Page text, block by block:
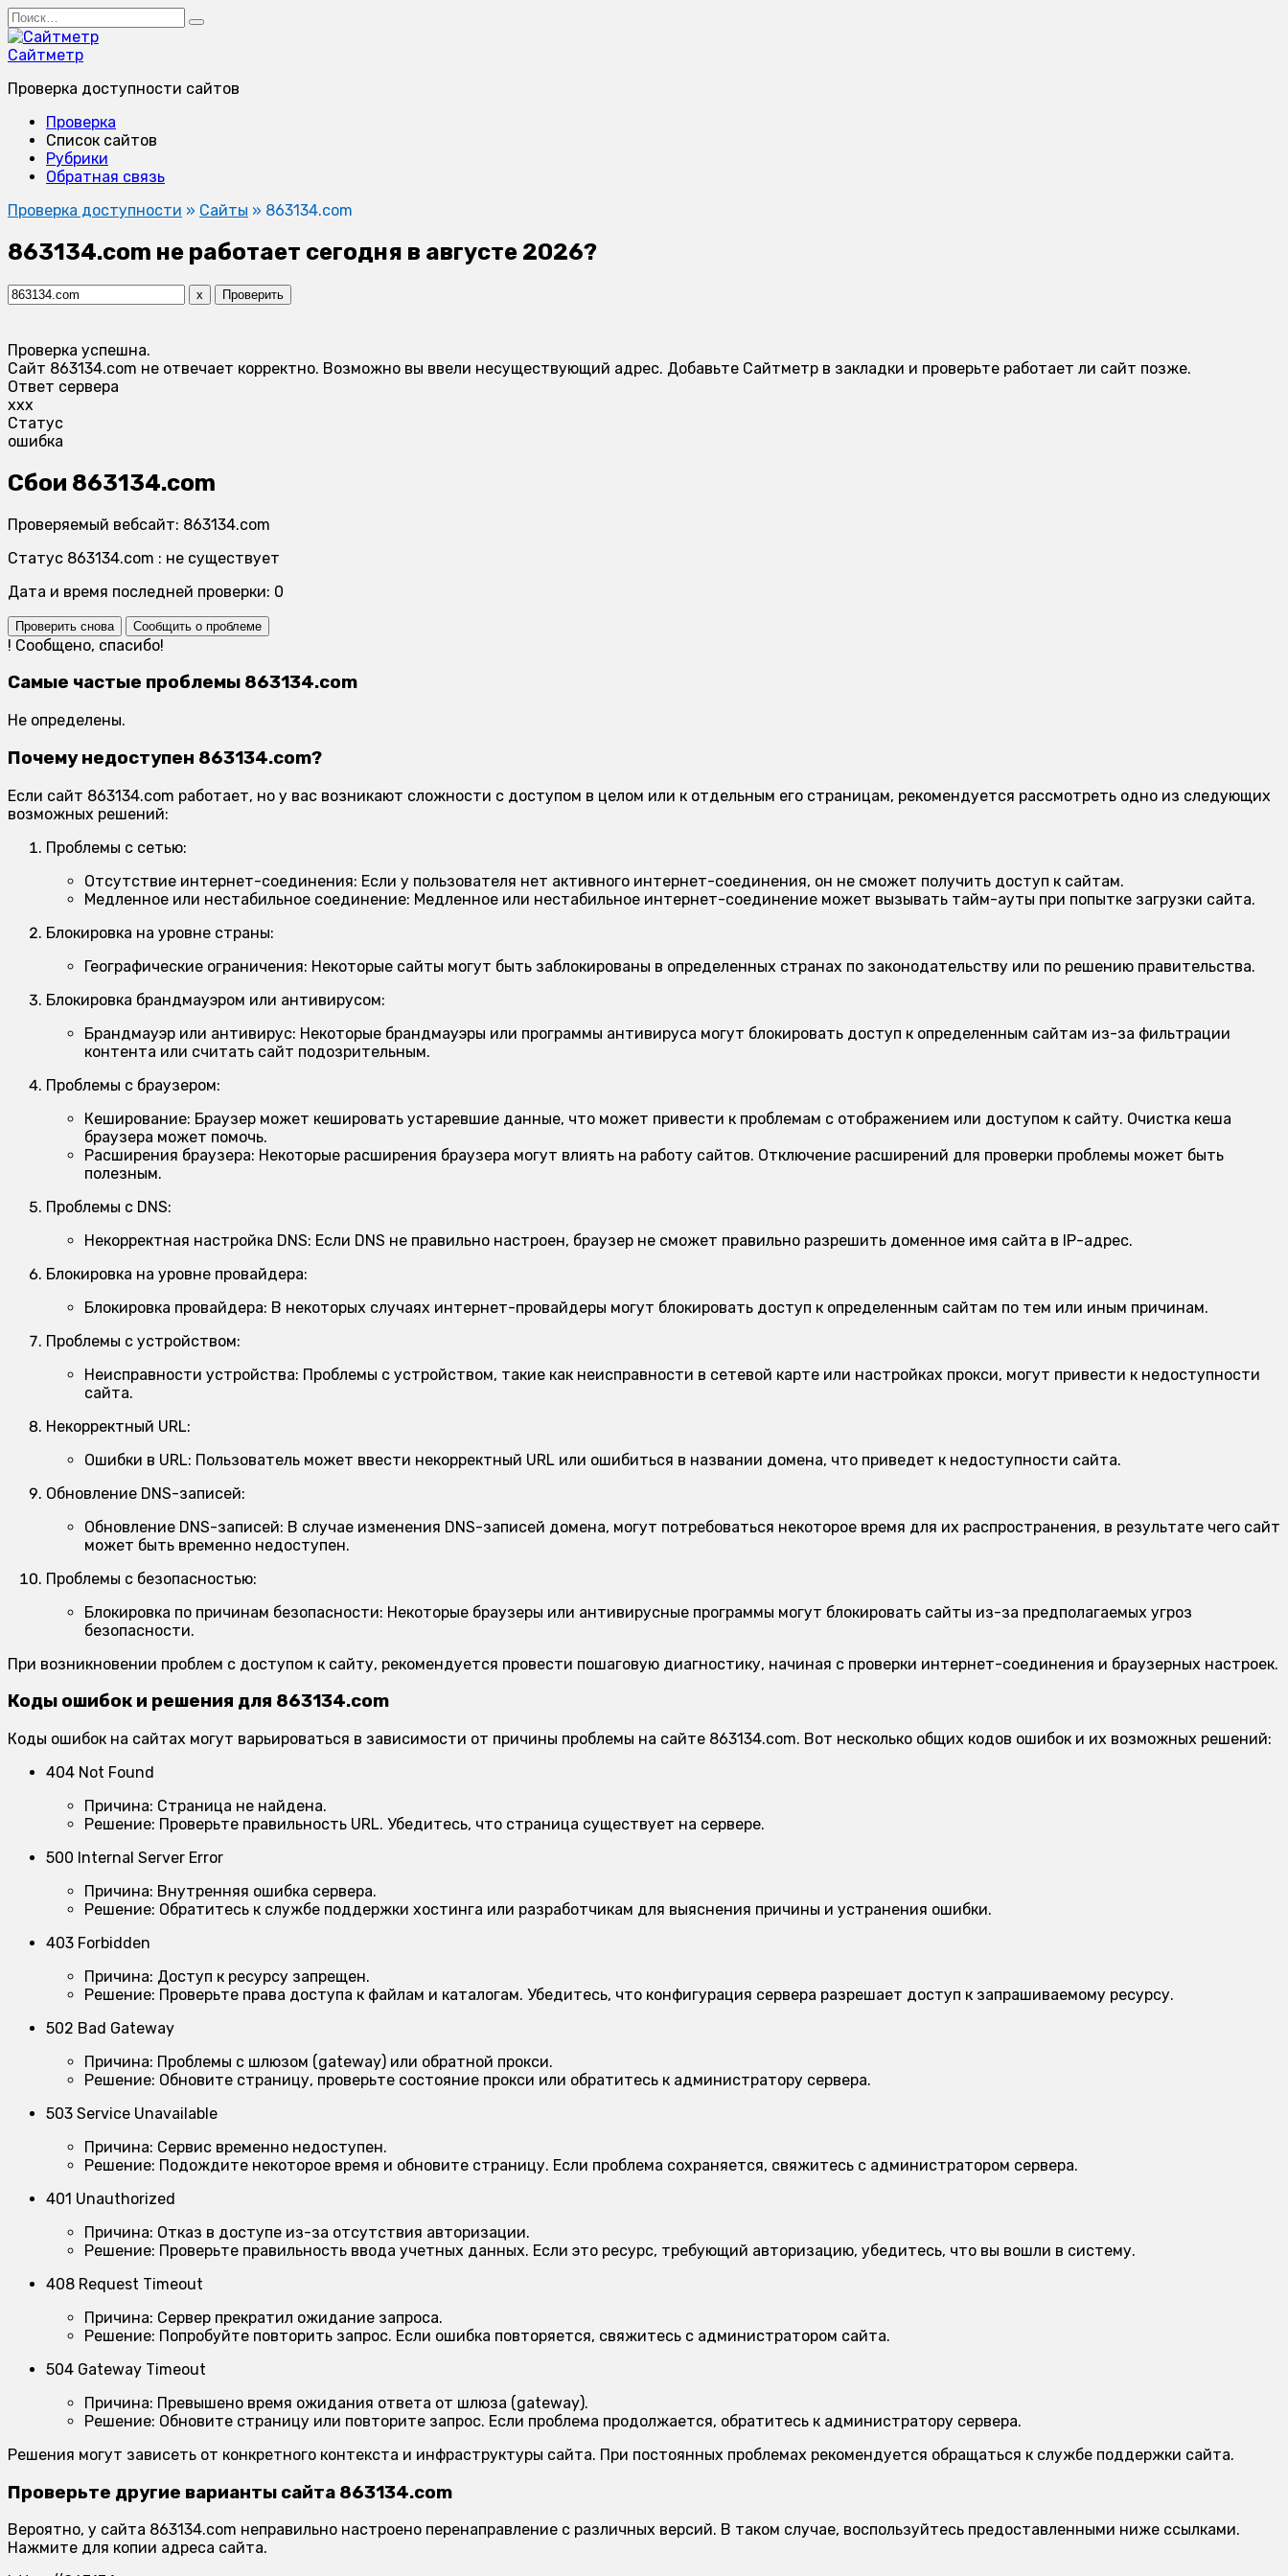
Перейти
к
содержанию
Search
for:
Сайтметр
Проверка доступности сайтов
Проверка
Список сайтов
Рубрики
Обратная связь
Проверка доступности » Сайты » 863134.com
863134.com не работает сегодня в августе 2026?
x Проверить
Проверка успешна.
Сайт 863134.com не отвечает корректно. Возможно вы ввели несуществующий адрес. Добавьте Сайтметр в закладки и проверьте работает ли сайт позже.
Ответ сервера
xxx
Статус
ошибка
Сбои 863134.com
Проверяемый вебсайт: 863134.com
Статус 863134.com : не существует
Дата и время последней проверки: 0
Проверить снова Сообщить о проблеме
! Сообщено, спасибо!
Самые частые проблемы 863134.com
Не определены.
Почему недоступен 863134.com?
Если сайт 863134.com работает, но у вас возникают сложности с доступом в целом или к отдельным его страницам, рекомендуется рассмотреть одно из следующих
возможных решений:
Проблемы с сетью:
Отсутствие интернет-соединения: Если у пользователя нет активного интернет-соединения, он не сможет получить доступ к сайтам.
Медленное или нестабильное соединение: Медленное или нестабильное интернет-соединение может вызывать тайм-ауты при попытке загрузки сайта.
Блокировка на уровне страны:
Географические ограничения: Некоторые сайты могут быть заблокированы в определенных странах по законодательству или по решению правительства.
Блокировка брандмауэром или антивирусом:
Брандмауэр или антивирус: Некоторые брандмауэры или программы антивируса могут блокировать доступ к определенным сайтам из-за фильтрации
контента или считать сайт подозрительным.
Проблемы с браузером:
Кеширование: Браузер может кешировать устаревшие данные, что может привести к проблемам с отображением или доступом к сайту. Очистка кеша
браузера может помочь.
Расширения браузера: Некоторые расширения браузера могут влиять на работу сайтов. Отключение расширений для проверки проблемы может быть
полезным.
Проблемы с DNS:
Некорректная настройка DNS: Если DNS не правильно настроен, браузер не сможет правильно разрешить доменное имя сайта в IP-адрес.
Блокировка на уровне провайдера:
Блокировка провайдера: В некоторых случаях интернет-провайдеры могут блокировать доступ к определенным сайтам по тем или иным причинам.
Проблемы с устройством:
Неисправности устройства: Проблемы с устройством, такие как неисправности в сетевой карте или настройках прокси, могут привести к недоступности
сайта.
Некорректный URL:
Ошибки в URL: Пользователь может ввести некорректный URL или ошибиться в названии домена, что приведет к недоступности сайта.
Обновление DNS-записей:
Обновление DNS-записей: В случае изменения DNS-записей домена, могут потребоваться некоторое время для их распространения, в результате чего сайт
может быть временно недоступен.
Проблемы с безопасностью:
Блокировка по причинам безопасности: Некоторые браузеры или антивирусные программы могут блокировать сайты из-за предполагаемых угроз
безопасности.
При возникновении проблем с доступом к сайту, рекомендуется провести пошаговую диагностику, начиная с проверки интернет-соединения и браузерных настроек.
Коды ошибок и решения для 863134.com
Коды ошибок на сайтах могут варьироваться в зависимости от причины проблемы на сайте 863134.com. Вот несколько общих кодов ошибок и их возможных решений:
404 Not Found
Причина: Страница не найдена.
Решение: Проверьте правильность URL. Убедитесь, что страница существует на сервере.
500 Internal Server Error
Причина: Внутренняя ошибка сервера.
Решение: Обратитесь к службе поддержки хостинга или разработчикам для выяснения причины и устранения ошибки.
403 Forbidden
Причина: Доступ к ресурсу запрещен.
Решение: Проверьте права доступа к файлам и каталогам. Убедитесь, что конфигурация сервера разрешает доступ к запрашиваемому ресурсу.
502 Bad Gateway
Причина: Проблемы с шлюзом (gateway) или обратной прокси.
Решение: Обновите страницу, проверьте состояние прокси или обратитесь к администратору сервера.
503 Service Unavailable
Причина: Сервис временно недоступен.
Решение: Подождите некоторое время и обновите страницу. Если проблема сохраняется, свяжитесь с администратором сервера.
401 Unauthorized
Причина: Отказ в доступе из-за отсутствия авторизации.
Решение: Проверьте правильность ввода учетных данных. Если это ресурс, требующий авторизацию, убедитесь, что вы вошли в систему.
408 Request Timeout
Причина: Сервер прекратил ожидание запроса.
Решение: Попробуйте повторить запрос. Если ошибка повторяется, свяжитесь с администратором сайта.
504 Gateway Timeout
Причина: Превышено время ожидания ответа от шлюза (gateway).
Решение: Обновите страницу или повторите запрос. Если проблема продолжается, обратитесь к администратору сервера.
Решения могут зависеть от конкретного контекста и инфраструктуры сайта. При постоянных проблемах рекомендуется обращаться к службе поддержки сайта.
Проверьте другие варианты сайта 863134.com
Вероятно, у сайта 863134.com неправильно настроено перенаправление с различных версий. В таком случае, воспользуйтесь предоставленными ниже ссылками.
Нажмите для копии адреса сайта.